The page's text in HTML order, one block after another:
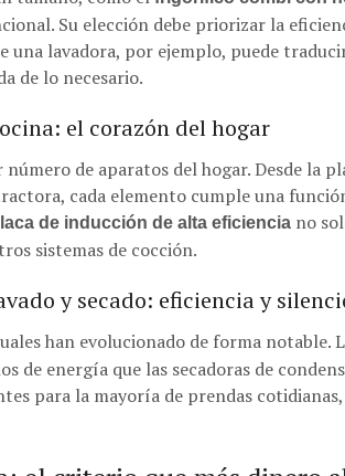
Su elección debe priorizar la
una lavadora, por ejemplo, puede
de lo necesario.
el corazón del hogar
de aparatos del hogar. Desde la
cada elemento cumple una
de inducción de alta eficiencia no
sistemas de cocción.
y secado: eficiencia y
han evolucionado de forma notable.
de energía que las secadoras de
para la mayoría de prendas